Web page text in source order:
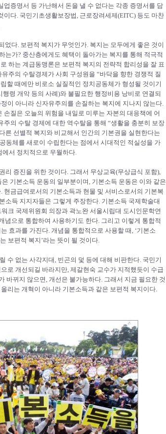
증명서 등 가난해서 돈을 낼 수 없다는 각종 증명서를 담
다. 국민기초생활보장법, 근로장려세제(EITC) 등도 마찬
었다. 보편적 복지가 무엇인가. 복지는 모두에게 좋은 것이
는가? 중산층에게도 혜택이 돌아가는 복지를 통해 적극적
하는 계급동맹론은 보편적 복지의 전략적 합리성을 잘 표
주의 수탈경제가 사회 구성원을 “바닥을 향한 경쟁적 질
할 때에만 비로소 실질적인 정치공동체가 형성될 것이기
령 개악 등의 사례)와 불필요한 행정비용 낭비로 연결되
이 아니라 신자유주의를 손질하는 복지에 지나지 않는다.
질은 오늘의 위험을 내일로 미루는 자본의 대응책에 어
의 수탈 경제에 대한 역수탈을 통해 “생활을 충분히 보장
른 선별적 복지와 비교해서 인간의 기본권을 실현한다는
동체를 새로이 수립한다는 점에서 시대적인 적실성을 가
서 정치적으로 우월하다.
증진을 위한 것이다. 그래서 무상교육(무상급식 포함),
기본소득 운동의 일부분이며, 기본소득 운동은 이와 같은
금급여로서의 기본소득과 현물 및 서비스로서의 기본복
소득 지지자들은 그렇게 주장한다. 기본소득 국제학술대
크 국제위원회 의장과 곽노완 서울시립대 도시인문학연
념으로 통합하여 사용하기도 한다. 그리고 이렇게 통합적
효과를 가진다. 개념을 통합적으로 사용할 때, ‘기본소
보편적 복지’라는 뜻이 될 것이다.
수 없는 사각지대, 빈곤의 덫 등에 대해 비판한다. 국민기
로 개선되길 바라지만, 제갈현숙 교수가 지적했듯이 수급
바뀌지 않으면, 개선은 불가능하다. 그래서 지금 필요한 것
리는 개혁이 아니라 기본소득과 같은 보편적 복지이다.